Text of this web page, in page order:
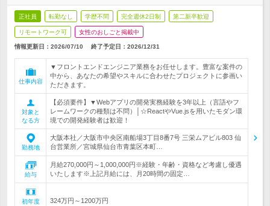
正社員 転勤なし 学歴不問 完全週休2日制 第二新卒歓迎
リモートワーク可 女性のおしごと掲載中
情報更新日：2026/07/10 終了予定日： 2026/12/31
仕事内容
▼フロントエンドエンジニア業務をお任せします。豊富な案件の
中から、あなたの希望やスキルに合わせたプロジェクトに参画い
ただきます。
対象と
なる方
【必須要件】▼Webアプリの開発実務経験を3年以上（言語やフ
レームワークの種類は不問）│☆ReactやVue.jsを用いたモダン環
境での開発経験者は歓迎！
勤務地
大阪本社／大阪市中央区南船場3丁目8番7号 三栄ムアビル803 仙
台営業所／宮城県仙台市青葉区本町…
給与
月給270,000円～1,000,000円※経験・年齢・資格など考慮し優遇
いたします※上記月給には、月20時間の固定…
初年度
324万円～1200万円